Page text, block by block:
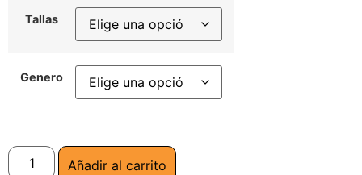
Tallas
Genero
Añadir al carrito